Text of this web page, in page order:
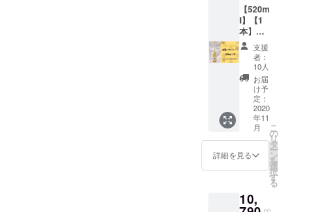
事がしたい
という思い
で企業致し
心を込
めて、
お礼の
メッ
セージ
をさせ
て頂き
ます。
1本と、
CAMPF
IRE限定
30％オ
フクー
ポンを1
枚お付
けし、
お届け
致しま
＊。・
【ハ
ニー
ン1枚
キャン
【520m
l】【1
本】
【金
箔】
【送料
込み】
金箔
Honey
mee〈5
20ml〉
1本をお
届け致
します*
＊。・
無着
香料、
酸化防
支援
者：
10人
お届
け予
定：
2020
年11
月
詳細を見る
こ
の
リ
タ
ー
ン
を
選
択
す
る
10,